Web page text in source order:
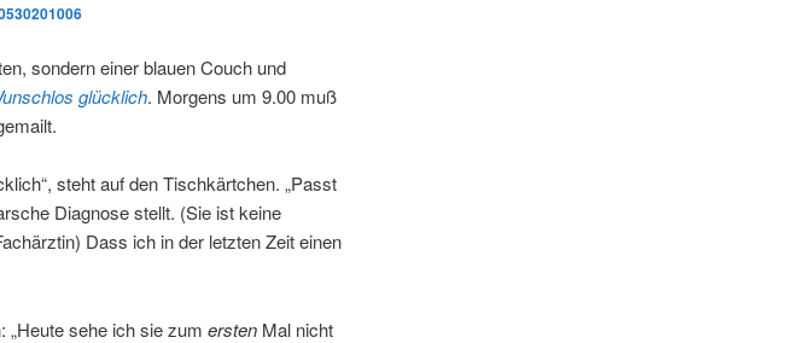
sondern einer blauen Couch und
glücklich. Morgens um 9.00 muß
steht auf den Tischkärtchen. „Passt
Diagnose stellt. (Sie ist keine
Dass ich in der letzten Zeit einen
„Heute sehe ich sie zum erstenMal nicht